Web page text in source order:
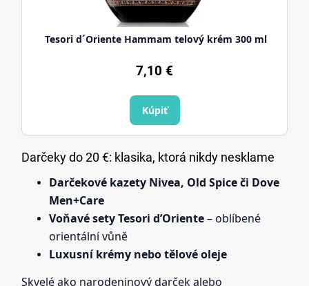
Tesori d´Oriente Hammam telový krém 300 ml
7,10 €
Kúpiť
Darčeky do 20 €: klasika, ktorá nikdy nesklame
Darčekové kazety Nivea, Old Spice či Dove
Men+Care
Voňavé sety Tesori d’Oriente– oblíbené
orientální vůně
Luxusní krémy nebo tělové oleje
Skvelé ako narodeninový darček alebo